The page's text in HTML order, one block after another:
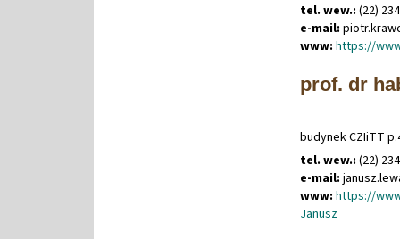
tel. wew.: (22)
e-mail: piotr.
www: https://
prof. dr
budynek CZIiTT
tel. wew.: (22)
e-mail: janusz.
www: https://
Janusz